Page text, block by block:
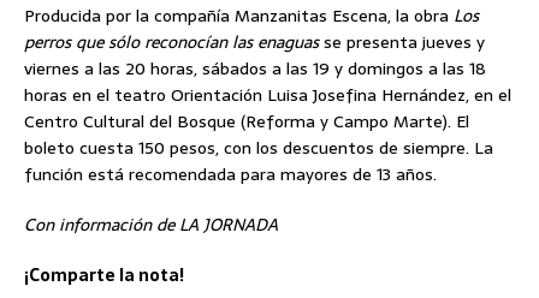
Producida por la compañía Manzanitas Escena, la obra Los
perros que sólo reconocían las enaguasse presenta jueves y
viernes a las 20 horas, sábados a las 19 y domingos a las 18
horas en el teatro Orientación Luisa Josefina Hernández, en el
Centro Cultural del Bosque (Reforma y Campo Marte). El
boleto cuesta 150 pesos, con los descuentos de siempre. La
función está recomendada para mayores de 13 años.
Con información de LA JORNADA
¡Comparte la nota!